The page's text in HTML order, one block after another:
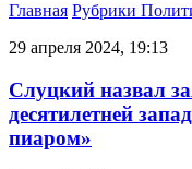
Главная Рубрики
29 апреля 2024, 19:13
Слуцкий назвал
десятилетней
пиаром»